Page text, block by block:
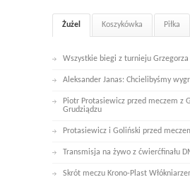
Żużel Koszykówka Piłka
Wszystkie biegi z turnieju
Aleksander Janas: Chcielibyśmy
Piotr Protasiewicz przed meczem z
Grudziądzu
Protasiewicz i Goliński przed
Transmisja na żywo z ćwierćfinału
Skrót meczu Krono-Plast